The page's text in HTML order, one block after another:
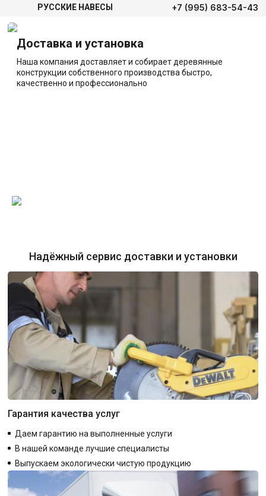
РУССКИЕ НАВЕСЫ +7 (995) 683-54-43
Доставка и установка
Наша компания доставляет и собирает деревянные
конструкции собственного производства быстро,
качественно и профессионально
Надёжный сервис доставки и установки
Гарантия качества услуг
Даем гарантию на выполненные услуги
В нашей команде лучшие специалисты
Выпускаем экологически чистую продукцию